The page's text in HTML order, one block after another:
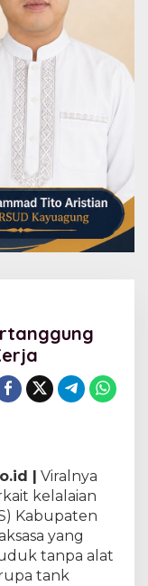
| Viralnya
kelalaian
Kabupaten
yang
tanpa alat
tank